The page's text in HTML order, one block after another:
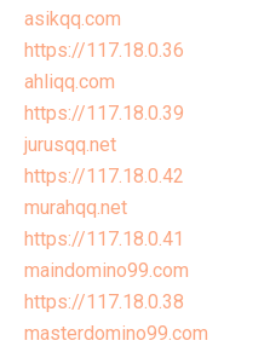
asikqq.com
https://117.18.0.36
ahliqq.com
https://117.18.0.39
jurusqq.net
https://117.18.0.42
murahqq.net
https://117.18.0.41
maindomino99.com
https://117.18.0.38
masterdomino99.com